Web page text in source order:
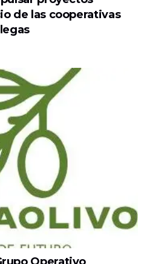
de las cooperativas